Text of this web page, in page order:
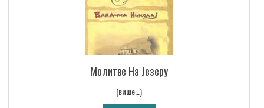
Молитве На Језеру
(више…)